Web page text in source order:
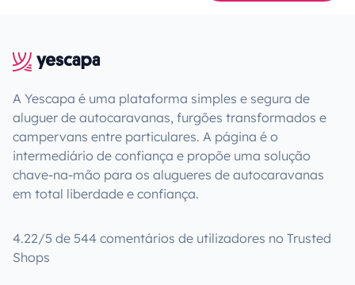
A Yescapa é uma plataforma simples e segura de
aluguer de autocaravanas, furgões transformados e
campervans entre particulares. A página é o
intermediário de confiança e propõe uma solução
chave-na-mão para os alugueres de autocaravanas
em total liberdade e confiança.
4.22/5 de 544 comentários de utilizadores no Trusted
Shops